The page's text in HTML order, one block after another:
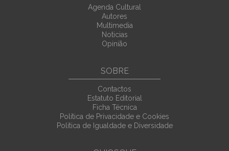
Agenda Cultural
Autores
Multimedia
Noticias
Opinião
SOBRE
Contactos
Estatuto Editorial
Ficha Técnica
Política de Privacidade e Cookies
Política de Igualdade e Diversidade